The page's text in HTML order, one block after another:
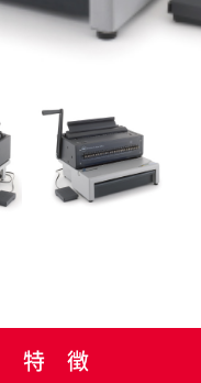
特 徴